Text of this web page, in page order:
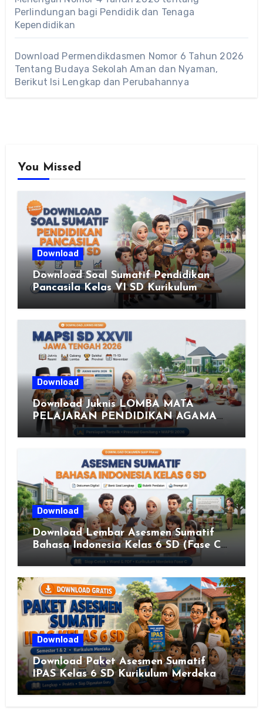
Perlindungan bagi Pendidik dan Tenaga
Kependidikan
Download Permendikdasmen Nomor 6 Tahun 2026
Tentang Budaya Sekolah Aman dan Nyaman,
Berikut Isi Lengkap dan Perubahannya
You Missed
Download
Download Soal Sumatif Pendidikan
Pancasila Kelas VI SD Kurikulum
Merdeka, Solusi Praktis Guru
Menyusun Asesmen Berkualitas
Download
Download Juknis LOMBA MATA
PELAJARAN PENDIDIKAN AGAMA
ISLAM DAN SENI ISLAMI (MAPSI)
SEKOLAH DASAR XXVII PROVINSI
JAWA TENGAH TAHUN 2026
Download
Download Lembar Asesmen Sumatif
Bahasa Indonesia Kelas 6 SD (Fase C)
– Bank Soal & Rubrik Penilaian
Download
Download Paket Asesmen Sumatif
IPAS Kelas 6 SD Kurikulum Merdeka
Lengkap Semester 1 & 2